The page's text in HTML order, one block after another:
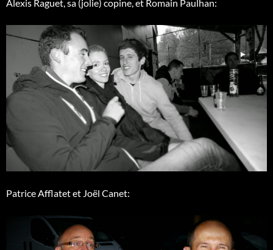
Alexis Raguet, sa (jolie) copine, et Romain Paulhan:
Patrice Afflatet et Joël Canet: